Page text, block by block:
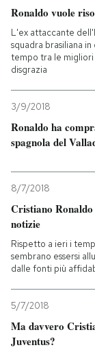
Economia
PODCAST
SHOP
CALENDARIO
Entra
Ronaldo vuole
L'ex attaccante
squadra brasiliana
tempo tra le migliori
disgrazia
3/9/2018
Ronaldo ha
spagnola del
8/7/2018
Cristiano
notizie
Rispetto a ieri i
sembrano essersi
dalle fonti più
5/7/2018
Ma davvero
Juventus?